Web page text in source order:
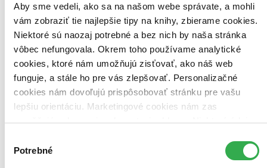
Aby sme vedeli, ako sa na našom webe správate, a mohli
vám zobraziť tie najlepšie tipy na knihy, zbierame cookies.
Niektoré sú naozaj potrebné a bez nich by naša stránka
vôbec nefungovala. Okrem toho používame analytické
cookies, ktoré nám umožňujú zisťovať, ako náš web
funguje, a stále ho pre vás zlepšovať. Personalizačné
cookies nám dovoľujú prispôsobovať stránku pre vašu
lepšiu orientáciu. Marketingové cookies nám zas
umožňujú zobrazenie relevantnej reklamy. Niektoré údaje
keby sme mohli používať všetky tieto cookies. Ďakujeme!
súhlasu
Potrebné
Škaredé káčatko a ja
EN
Kim Larney
Paul Tylack
Anna Olson
Krysík je neúspešný podvodníček, ktorý sa neočakávane stane
matkou! A jeho synom nie je nik iný ako najškaredšie káčatko na